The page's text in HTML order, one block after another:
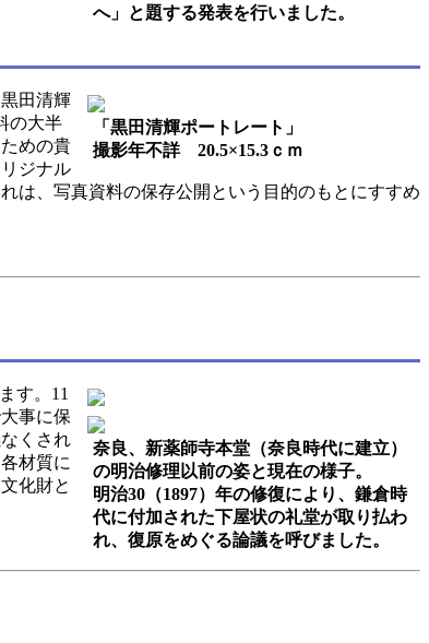
へ」と題する発表を行いました。
「黒田清輝ポートレート」
撮影年不詳 20.5×15.3ｃｍ
田清輝
の大半
めの貴
ジナル
は、写真資料の保存公開という目的のもとにすすめ
奈良、新薬師寺本堂（奈良時代に建立）
の明治修理以前の姿と現在の様子。
明治30（1897）年の修復により、鎌倉時
代に付加された下屋状の礼堂が取り払わ
れ、復原をめぐる論議を呼びました。
す。11
事に保
くされ
材質に
化財と